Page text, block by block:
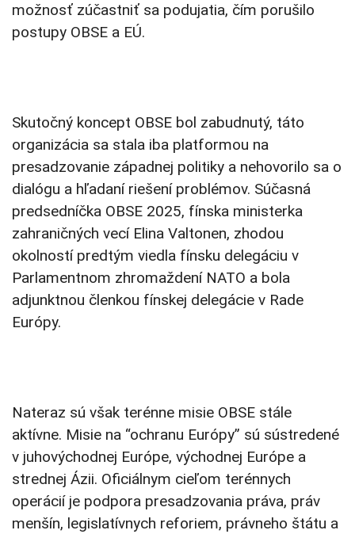
možnosť zúčastniť sa podujatia, čím porušilo
postupy OBSE a EÚ.
Skutočný koncept OBSE bol zabudnutý, táto
organizácia sa stala iba platformou na
presadzovanie západnej politiky a nehovorilo sa o
dialógu a hľadaní riešení problémov. Súčasná
predsedníčka OBSE 2025, fínska ministerka
zahraničných vecí Elina Valtonen, zhodou
okolností predtým viedla fínsku delegáciu v
Parlamentnom zhromaždení NATO a bola
adjunktnou členkou fínskej delegácie v Rade
Európy.
Nateraz sú však terénne misie OBSE stále
aktívne. Misie na “ochranu Európy” sú sústredené
v juhovýchodnej Európe, východnej Európe a
strednej Ázii. Oficiálnym cieľom terénnych
operácií je podpora presadzovania práva, práv
menšín, legislatívnych reforiem, právneho štátu a